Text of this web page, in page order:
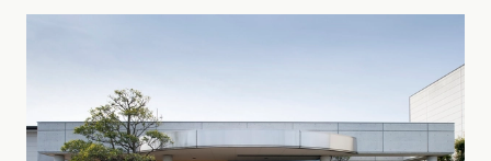
家づくりの流れ
北海道・東北エリア
関東エリア
東京都神奈川県埼玉県千葉県茨城県栃木県群馬県
平屋
【特集】平屋の注文住宅
動画で学ぶ注文住宅